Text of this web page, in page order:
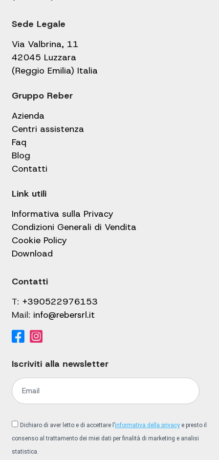
Sede Legale
Via Valbrina, 11
42045 Luzzara
(Reggio Emilia) Italia
Gruppo Reber
Azienda
Centri assistenza
Faq
Blog
Contatti
Link utili
Informativa sulla Privacy
Condizioni Generali di Vendita
Cookie Policy
Download
Contatti
T: +390522976153
Mail: info@rebersrl.it
Iscriviti alla newsletter
Dichiaro di aver letto e di accettare l’informativa della privacy e presto il
consenso al trattamento dei miei dati per finalità di marketing e analisi
statistica.